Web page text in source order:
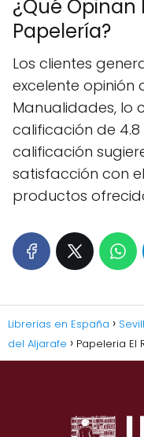
¿Qué Opinan
Papelería?
Los clientes
excelente opinión
Manualidades, lo
calificación de 4.8
calificación
satisfacción con
productos
Librerias en España
del Aljarafe
Papeleria El